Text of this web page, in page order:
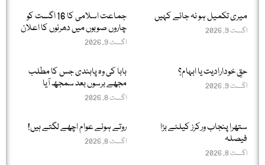
میری تکمیل ہو نہ جائے کہیں
اگست 9, 2026
جماعت اسلامی کا 16 اگست کو
چاروں صوبوں میں دھرنوں کا اعلان
اگست 9, 2026
حقِ خودارادیت یا ابہام؟
اگست 9, 2026
بابا کی وہ پابندی جس کا مطلب
مجھے برسوں بعد سمجھ آیا
اگست 8, 2026
ستھرا پنجاب ورکرز کیلئے بڑا
فیصلہ
اگست 8, 2026
روتے ہوئے عوام اچھے لگتے ہیں!
اگست 8, 2026